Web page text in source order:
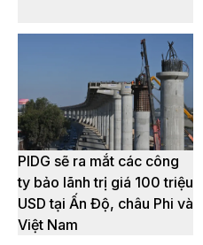
PIDG sẽ ra mắt các công
ty bảo lãnh trị giá 100 triệu
USD tại Ấn Độ, châu Phi và
Việt Nam